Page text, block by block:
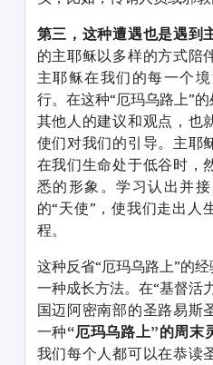
第三，这种遭遇也是遇到
的主耶稣以多样的方式陪
主耶稣在我们的每一个
行。在这种“厄玛乌路上”
其他人的建议和观点，也
使们对我们的引导。主耶
在我们生命处于低谷时，
悉的形象。学习认出并
的“天使”，使我们走出人
程。
这种反省“厄玛乌路上”的
一种成长方法。在“基督活
国迈阿密南部的圣路易斯
一种“厄玛乌路上”的周末
我们每个人都可以在恭读